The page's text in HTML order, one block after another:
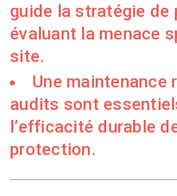
guide la stratégie de
évaluant la menace
site.
Une maintenance
audits sont
l’efficacité durable
protection.